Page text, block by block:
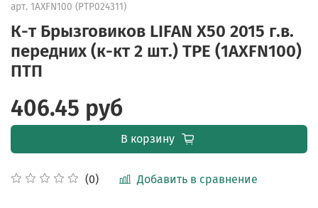
арт. 1AXFN100 (PTP024311)
К-т Брызговиков LIFAN X50 2015 г.в.
передних (к-кт 2 шт.) TPE (1AXFN100)
ПТП
(0) Добавить в сравнение
406.45 руб
В корзину